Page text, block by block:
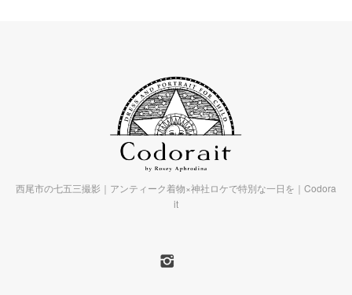
西尾市の七五三撮影｜アンティーク着物×神社ロケで特別な一日を｜Codora
it